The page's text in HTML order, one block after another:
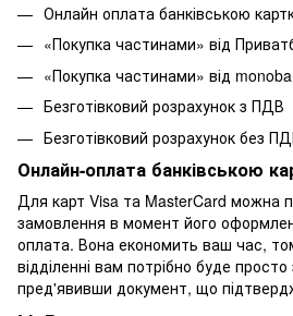
Онлайн оплата банківською
«Покупка частинами» від
«Покупка частинами» від
Безготівковий розрахунок з ПДВ
Безготівковий розрахунок без
Онлайн-оплата банківською
Для карт Visa та MasterCard можна
замовлення в момент його
оплата. Вона економить ваш час,
відділенні вам потрібно буде
пред'явивши документ, що